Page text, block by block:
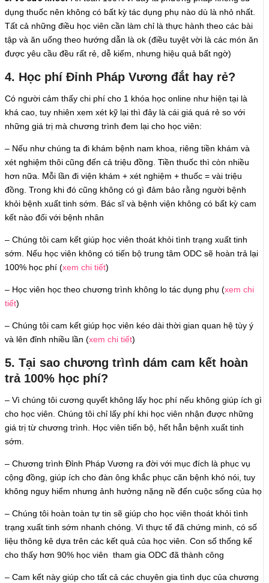
dụng thuốc nên không có bất kỳ tác dụng phụ nào dù là nhỏ nhất.
Tất cả những điều học viên cần làm chỉ là thực hành theo các bài
tập và ăn uống theo hướng dẫn là ok (điều tuyệt vời là các món ăn
được yêu cầu đều rất rẻ, dễ kiếm, nhưng hiệu quả bất ngờ)
4. Học phí Đỉnh Pháp Vương đắt hay rẻ?
Có người cảm thấy chi phí cho 1 khóa học online như hiện tại là
khá cao, tuy nhiên xem xét kỹ lại thì đây là cái giá quá rẻ so với
những giá trị mà chương trình đem lại cho học viên:
– Nếu như chúng ta đi khám bệnh nam khoa, riêng tiền khám và
xét nghiệm thôi cũng đến cả triệu đồng. Tiền thuốc thì còn nhiều
hơn nữa. Mỗi lần đi viện khám + xét nghiệm + thuốc = vài triệu
đồng. Trong khi đó cũng không có gì đảm bảo rằng người bệnh
khỏi bệnh xuất tinh sớm. Bác sĩ và bệnh viện không có bất kỳ cam
kết nào đối với bệnh nhân
– Chúng tôi cam kết giúp học viên thoát khỏi tình trạng xuất tinh
sớm. Nếu học viên không có tiến bộ trung tâm ODC sẽ hoàn trả lại
100% học phí (xem chi tiết)
– Học viên học theo chương trình không lo tác dụng phụ (xem chi
tiết)
– Chúng tôi cam kết giúp học viên kéo dài thời gian quan hệ tùy ý
và lên đỉnh nhiều lần (xem chi tiết)
5. Tại sao chương trình dám cam kết hoàn
trả 100% học phí?
– Vì chúng tôi cương quyết không lấy học phí nếu không giúp ích gì
cho học viên. Chúng tôi chỉ lấy phí khi học viên nhận được những
giá trị từ chương trình. Học viên tiến bộ, hết hẳn bệnh xuất tinh
sớm.
– Chương trình Đỉnh Pháp Vương ra đời với mục đích là phục vụ
cộng đồng, giúp ích cho đàn ông khắc phục căn bệnh khó nói, tuy
không nguy hiểm nhưng ảnh hưởng nặng nề đến cuộc sống của họ
– Chúng tôi hoàn toàn tự tin sẽ giúp cho học viên thoát khỏi tình
trạng xuất tinh sớm nhanh chóng. Vì thực tế đã chứng minh, có số
liệu thông kê dựa trên các kết quả của học viên. Con số thống kế
cho thấy hơn 90% học viên tham gia ODC đã thành công
– Cam kết này giúp cho tất cả các chuyên gia tình dục của chương